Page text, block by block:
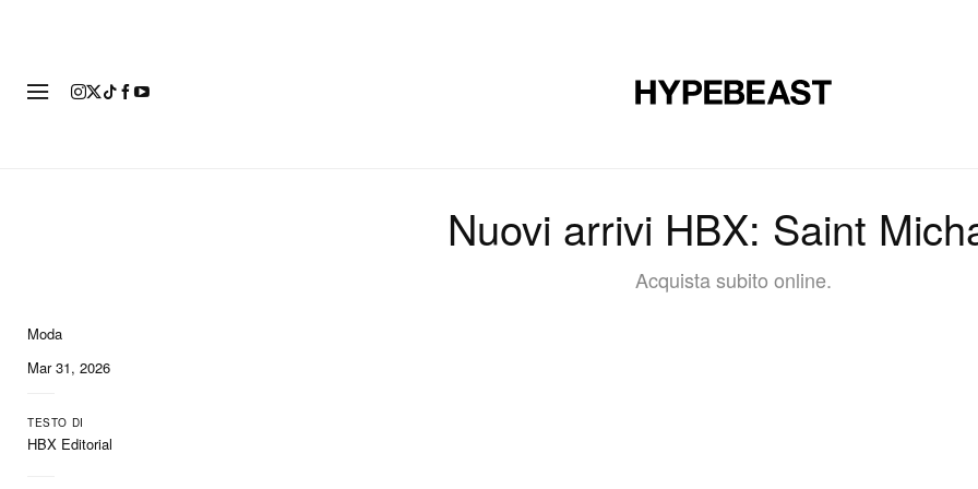
Nuovi arrivi HBX: Saint
Acquista subito online.
Moda
Mar 31, 2026
TESTO DI
HBX Editorial